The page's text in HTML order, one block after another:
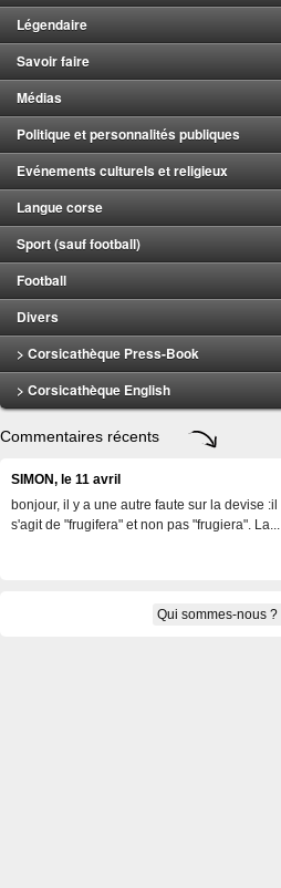
Légendaire
Savoir faire
Médias
Politique et personnalités publiques
Evénements culturels et religieux
Langue corse
Sport (sauf football)
Football
Divers
> Corsicathèque Press-Book
> Corsicathèque English
Commentaires récents
SIMON, le 11 avril
bonjour, il y a une autre faute sur la devise :il
s'agit de "frugifera" et non pas "frugiera". La...
Qui sommes-nous ?